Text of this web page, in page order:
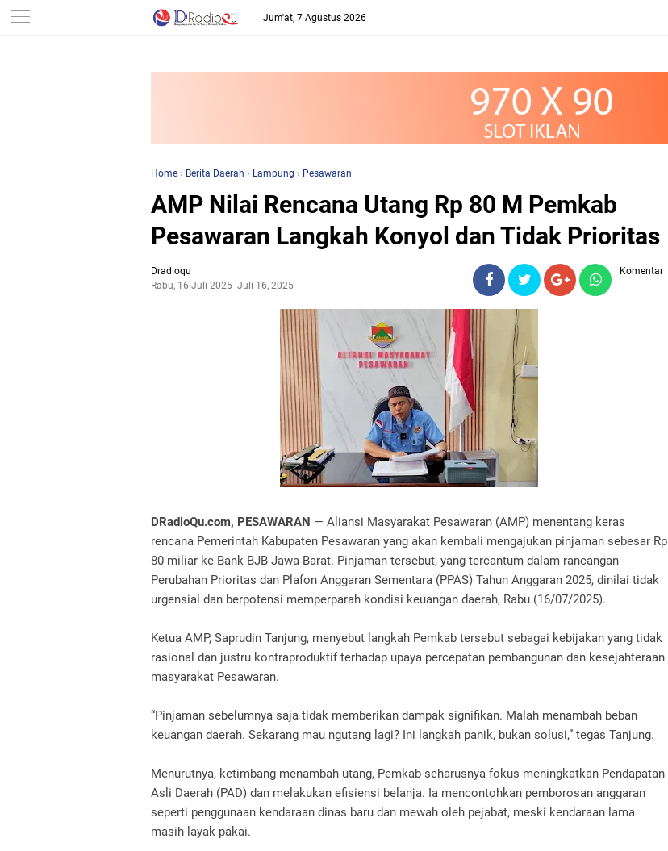
-->
Jum'at, 7 Agustus 2026
Home › Berita Daerah › Lampung › Pesawaran
AMP Nilai Rencana Utang Rp 80 M Pemkab
Pesawaran Langkah Konyol dan Tidak Prioritas
Dradioqu
Rabu, 16 Juli 2025 Juli 16, 2025
Komentar
DRadioQu.com, PESAWARAN — Aliansi Masyarakat Pesawaran (AMP) menentang keras
rencana Pemerintah Kabupaten Pesawaran yang akan kembali mengajukan pinjaman sebesar Rp
80 miliar ke Bank BJB Jawa Barat. Pinjaman tersebut, yang tercantum dalam rancangan
Perubahan Prioritas dan Plafon Anggaran Sementara (PPAS) Tahun Anggaran 2025, dinilai tidak
urgensial dan berpotensi memperparah kondisi keuangan daerah, Rabu (16/07/2025).
Ketua AMP, Saprudin Tanjung, menyebut langkah Pemkab tersebut sebagai kebijakan yang tidak
rasional dan justru kontraproduktif terhadap upaya percepatan pembangunan dan kesejahteraan
masyarakat Pesawaran.
“Pinjaman sebelumnya saja tidak memberikan dampak signifikan. Malah menambah beban
keuangan daerah. Sekarang mau ngutang lagi? Ini langkah panik, bukan solusi,” tegas Tanjung.
Menurutnya, ketimbang menambah utang, Pemkab seharusnya fokus meningkatkan Pendapatan
Asli Daerah (PAD) dan melakukan efisiensi belanja. Ia mencontohkan pemborosan anggaran
seperti penggunaan kendaraan dinas baru dan mewah oleh pejabat, meski kendaraan lama
masih layak pakai.